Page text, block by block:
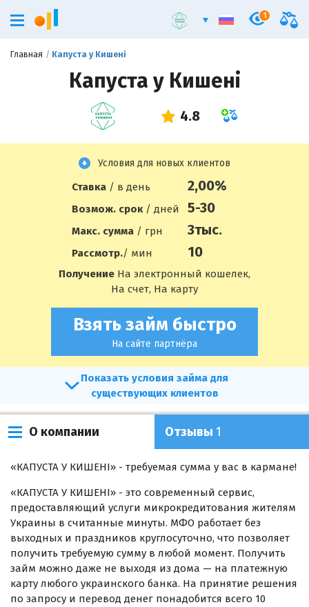
Главная Капуста у Кишені
Капуста у Кишені
Условия для новых клиентов
Ставка / в день 2,00%
Возмож. срок / дней 5-30
Макс. сумма / грн 3тыс.
Рассмотр./ мин 10
Получение На электронный кошелек,
На счет, На карту
Взять займ быстро
На сайте партнёра
условия займа для
существующих клиентов
О компании Отзывы 1
«КАПУСТА У КИШЕНІ» - требуемая сумма у вас в кармане!
«КАПУСТА У КИШЕНІ» - это современный сервис,
предоставляющий услуги микрокредитования жителям
Украины в считанные минуты. МФО работает без
выходных и праздников круглосуточно, что позволяет
получить требуемую сумму в любой момент. Получить
займ можно даже не выходя из дома — на платежную
карту любого украинского банка. На принятие решения
по запросу и перевод денег понадобится всего 10
1